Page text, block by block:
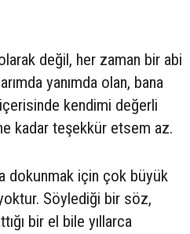
değil, her zaman bir abi
yanımda olan, bana
kendimi değerli
kadar teşekkür etsem az.
dokunmak için çok büyük
Söylediği bir söz,
bir el bile yıllarca